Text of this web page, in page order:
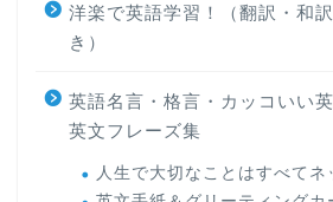
洋楽で英語学習！（翻訳・和
き）
英語名言・格言・カッコいい
英文フレーズ集
人生で大切なことはすべてネ